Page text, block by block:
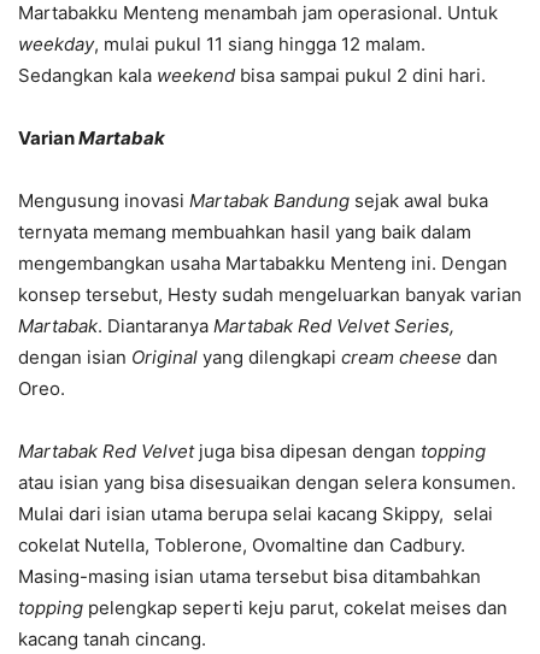
Martabakku Menteng menambah jam operasional. Untuk
weekday, mulai pukul 11 siang hingga 12 malam.
Sedangkan kala weekend bisa sampai pukul 2 dini hari.
VarianMartabak
Mengusung inovasi Martabak Bandung sejak awal buka
ternyata memang membuahkan hasil yang baik dalam
mengembangkan usaha Martabakku Menteng ini. Dengan
konsep tersebut, Hesty sudah mengeluarkan banyak varian
Martabak. Diantaranya Martabak Red Velvet Series,
dengan isian Original yang dilengkapi cream cheese dan
Oreo.
Martabak Red Velvetjuga bisa dipesan dengan topping
atau isian yang bisa disesuaikan dengan selera konsumen.
Mulai dari isian utama berupa selai kacang Skippy, selai
cokelat Nutella, Toblerone, Ovomaltine dan Cadbury.
Masing-masing isian utama tersebut bisa ditambahkan
topping pelengkap seperti keju parut, cokelat meises dan
kacang tanah cincang.